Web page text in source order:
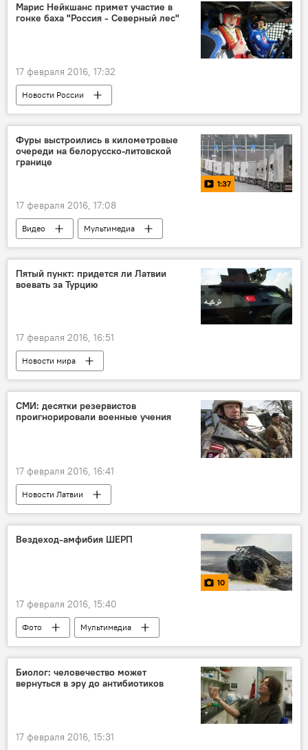
Марис Нейкшанс примет участие в
гонке баха "Россия - Северный лес"
17 февраля 2016, 17:32
Новости России
Фуры выстроились в километровые
очереди на белорусско-литовской
границе
1:37
17 февраля 2016, 17:08
Видео Мультимедиа
Пятый пункт: придется ли Латвии
воевать за Турцию
17 февраля 2016, 16:51
Новости мира
СМИ: десятки резервистов
проигнорировали военные учения
17 февраля 2016, 16:41
Новости Латвии
Вездеход-амфибия ШЕРП
10
17 февраля 2016, 15:40
Фото Мультимедиа
Биолог: человечество может
вернуться в эру до антибиотиков
17 февраля 2016, 15:31